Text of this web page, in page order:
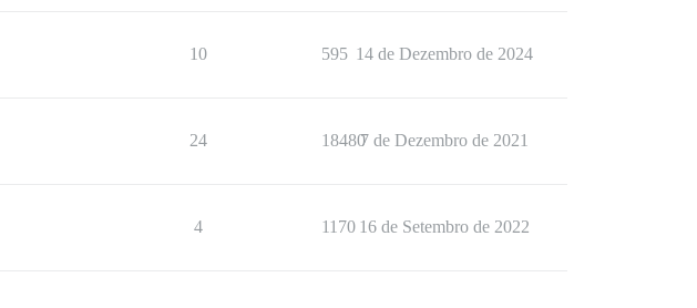
10 595 14 de Dezembro de 2024
24 184807 de Dezembro de 2021
4 1170 16 de Setembro de 2022